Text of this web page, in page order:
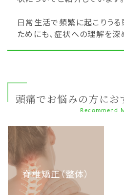
日常生活で頻繁に起こりう
ためにも、症状への理解を深
頭痛でお悩みの方にお
Recommend
脊椎矯正（整体）